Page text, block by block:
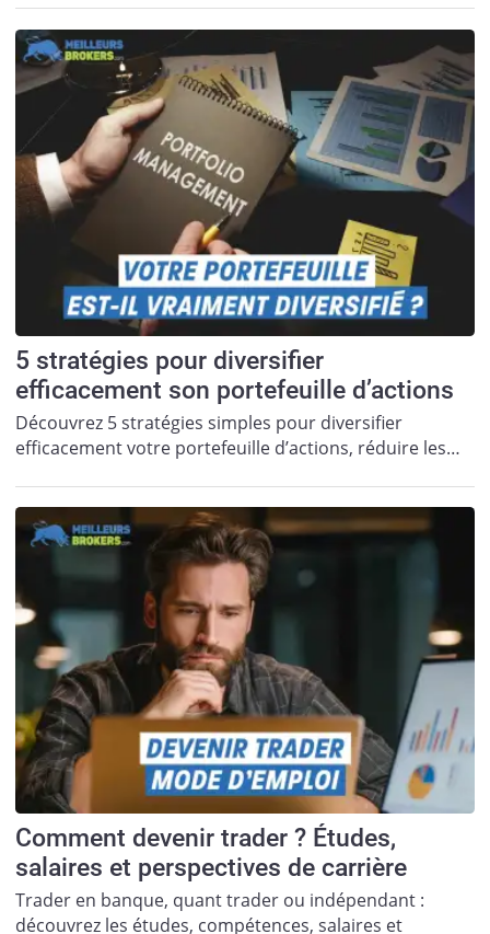
5 stratégies pour diversifier
efficacement son portefeuille d’actions
Découvrez 5 stratégies simples pour diversifier
efficacement votre portefeuille d’actions, réduire les…
Comment devenir trader ? Études,
salaires et perspectives de carrière
Trader en banque, quant trader ou indépendant :
découvrez les études, compétences, salaires et